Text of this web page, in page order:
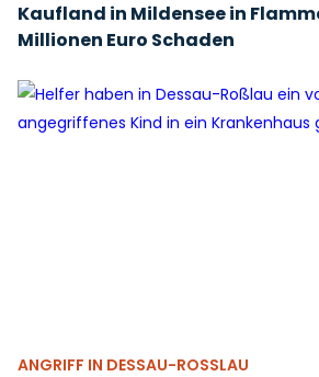
Kaufland in Mildensee in
Millionen Euro Schaden
ANGRIFF IN DESSAU-ROSSLAU